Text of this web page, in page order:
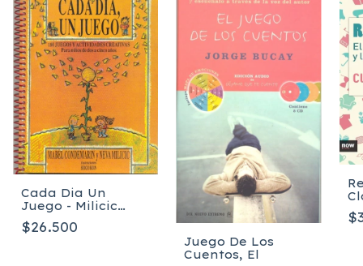
Cada Dia Un
Juego - Milicic
Neva
$26.500
Juego De Los
Cuentos, El